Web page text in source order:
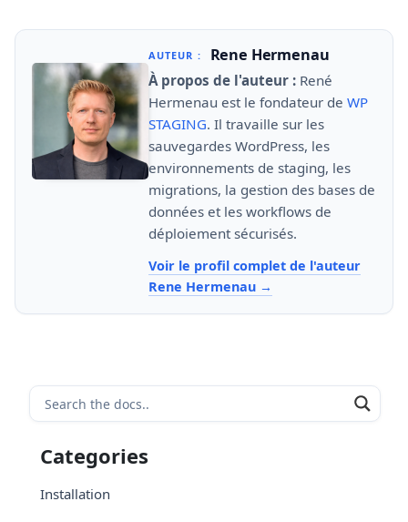
AUTEUR : Rene Hermenau
À propos de l'auteur : René
Hermenau est le fondateur de WP
STAGING. Il travaille sur les
sauvegardes WordPress, les
environnements de staging, les
migrations, la gestion des bases de
données et les workflows de
déploiement sécurisés.
Voir le profil complet de l'auteur
Rene Hermenau
Categories
Installation